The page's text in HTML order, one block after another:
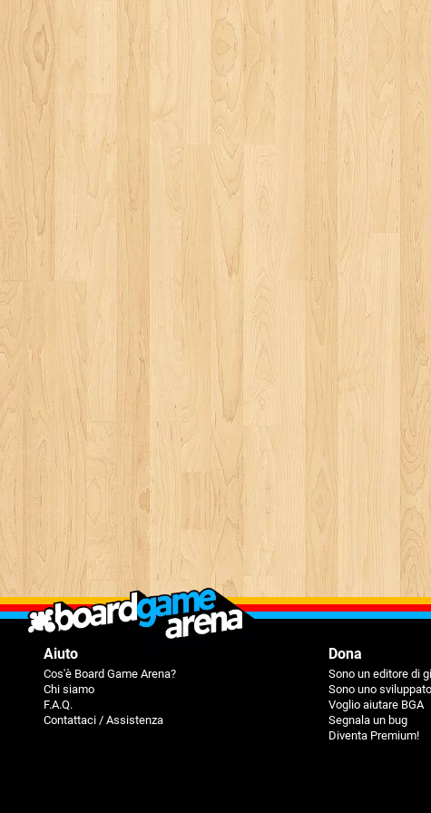
Aiuto
Cos'è Board Game Arena?
Chi siamo
F.A.Q.
Contattaci / Assistenza
Dona
Sono un editore di
Sono uno
Voglio aiutare BGA
Segnala un bug
Diventa Premium!